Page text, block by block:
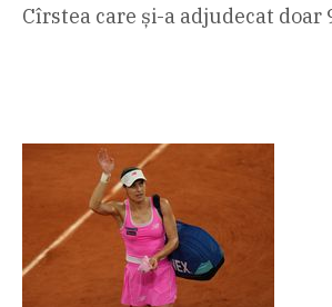
Cîrstea care și-a adjudecat doar